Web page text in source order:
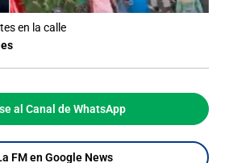
en la calle
al Canal de WhatsApp
FM en Google News